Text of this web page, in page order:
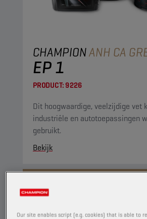
CHAMPIONANH CA
EP 1
PRODUCT:9226
Dit hoogwaardige, veelzijdige vet
industriële en autotoepassingen
gebruikt.
Bekijk
Our site enables script (e.g. cookies) that is able to